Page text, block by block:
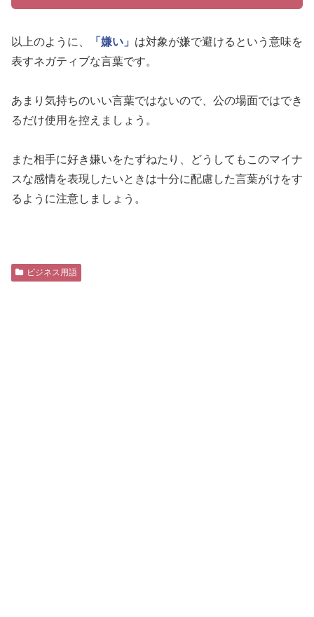
以上のように、 「嫌い」 は対象が嫌で避けるという意味を
表すネガティブな言葉です。
あまり気持ちのいい言葉ではないので、公の場面ではでき
るだけ使用を控えましょう。
また相手に好き嫌いをたずねたり、どうしてもこのマイナ
スな感情を表現したいときは十分に配慮した言葉がけをす
るように注意しましょう。
ビジネス用語